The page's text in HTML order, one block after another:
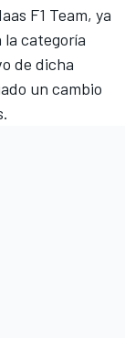
F1 Team, ya
la categoría
de dicha
un cambio